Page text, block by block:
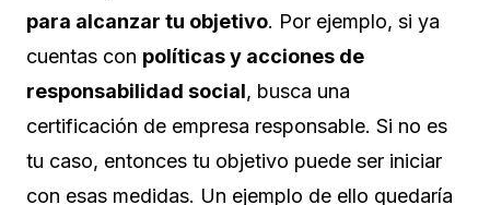
para alcanzar tu objetivo. Por ejemplo, si ya
cuentas con políticas y acciones de
responsabilidad social, busca una
certificación de empresa responsable. Si no es
tu caso, entonces tu objetivo puede ser iniciar
con esas medidas. Un ejemplo de ello quedaría